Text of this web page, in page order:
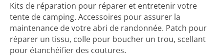
Kits de réparation pour réparer et entretenir votre
tente de camping. Accessoires pour assurer la
maintenance de votre abri de randonnée. Patch pour
réparer un tissu, colle pour boucher un trou, scellant
pour étanchéifier des coutures.